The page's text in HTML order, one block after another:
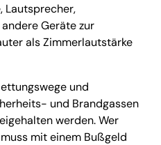
Lautsprecher,
Geräte zur
als Zimmerlautstärke
und
und Brandgassen
werden. Wer
mit einem Bußgeld